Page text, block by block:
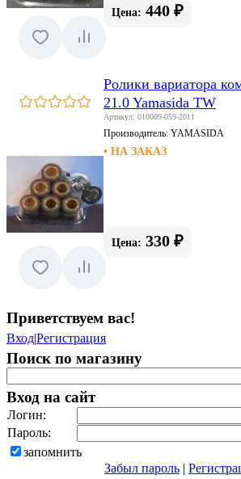
Цена: 440 ₽
Ролики вариатора
21.0 Yamasida TW
Артикул: 010009-059-2011
Производитель: YAMASIDA
• НА ЗАКАЗ
Цена: 330 ₽
Приветствуем вас!
Вход|Регистрация
Поиск по магазину
Вход на сайт
Логин:
Пароль:
запомнить
Забыл пароль |